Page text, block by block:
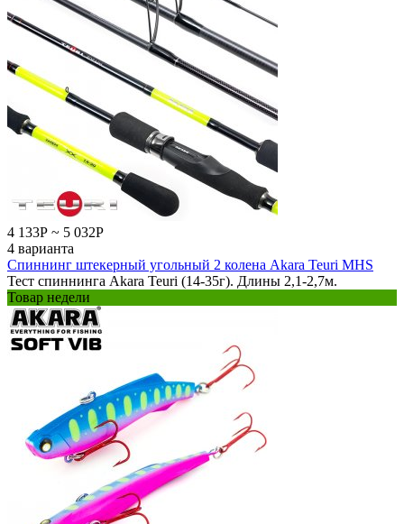
4 133Р ~ 5 032Р
4 варианта
Спиннинг штекерный угольный 2 колена Akara Teuri MHS
Тест спиннинга Akara Teuri (14-35г). Длины 2,1-2,7м.
Товар недели